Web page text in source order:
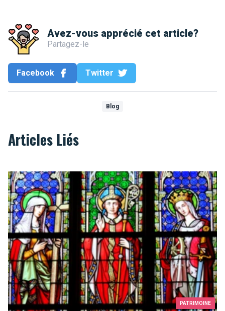
Avez-vous apprécié cet article?
Partagez-le
Facebook Twitter
Blog
Articles Liés
PATRIMOINE
Top 10 des églises de Bruxelles